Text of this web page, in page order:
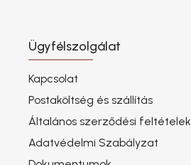
Ügyfélszolgálat
Kapcsolat
Postaköltség és szállítás
Általános szerződési feltételek
Adatvédelmi Szabályzat